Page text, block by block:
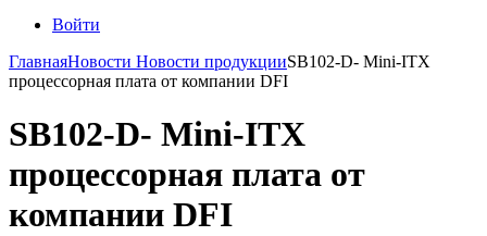
Войти
ГлавнаяНовости Новости продукцииSB102-D- Mini-ITX
процессорная плата от компании DFI
SB102-D- Mini-ITX
процессорная плата от
компании DFI